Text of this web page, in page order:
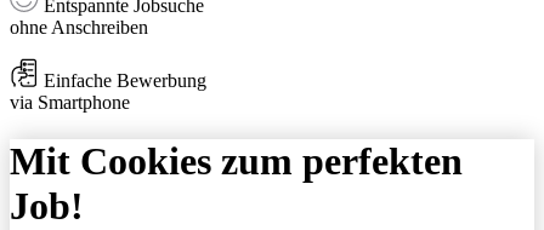
Entspannte Jobsuche
ohne Anschreiben
Einfache Bewerbung
via Smartphone
Mit Cookies zum perfekten
Job!